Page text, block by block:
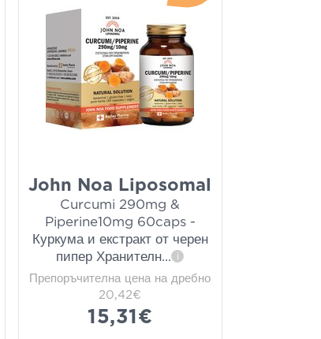
John Noa Liposomal
Curcumi 290mg &
Piperine10mg 60caps -
Куркума и екстракт от черен
пипер Хранителн... i
Препоръчителна цена на дребно
20,42€
15,31€